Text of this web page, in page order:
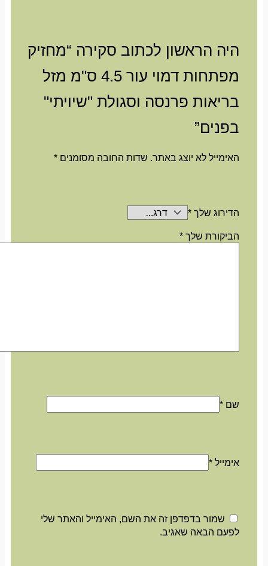
היה הראשון לכתוב סקירה “מחזיק
מפתחות דמוי עור 4.5 ס"מ מזל
בריאות פרנסה וסגולת "שיויתי"
בפנים”
האימייל לא יוצג באתר. שדות החובה מסומנים*
הדירוג שלך*
הביקורת שלך*
שם*
אימייל*
שמור בדפדפן זה את השם, האימייל והאתר שלי
לפעם הבאה שאגיב.